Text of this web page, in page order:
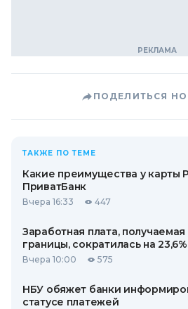
ПОДЕЛИТЬСЯ
ТАКЖЕ ПО ТЕМЕ
Какие преимущества у карты
ПриватБанк
Вчера 16:33 447
Заработная плата,
границы, сократилась на
Вчера 10:00 575
НБУ обяжет банки
статусе платежей